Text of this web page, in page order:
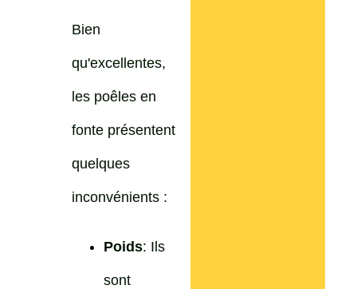
Bien
qu'excellentes,
les poêles en
fonte présentent
quelques
inconvénients :
Poids: Ils
sont